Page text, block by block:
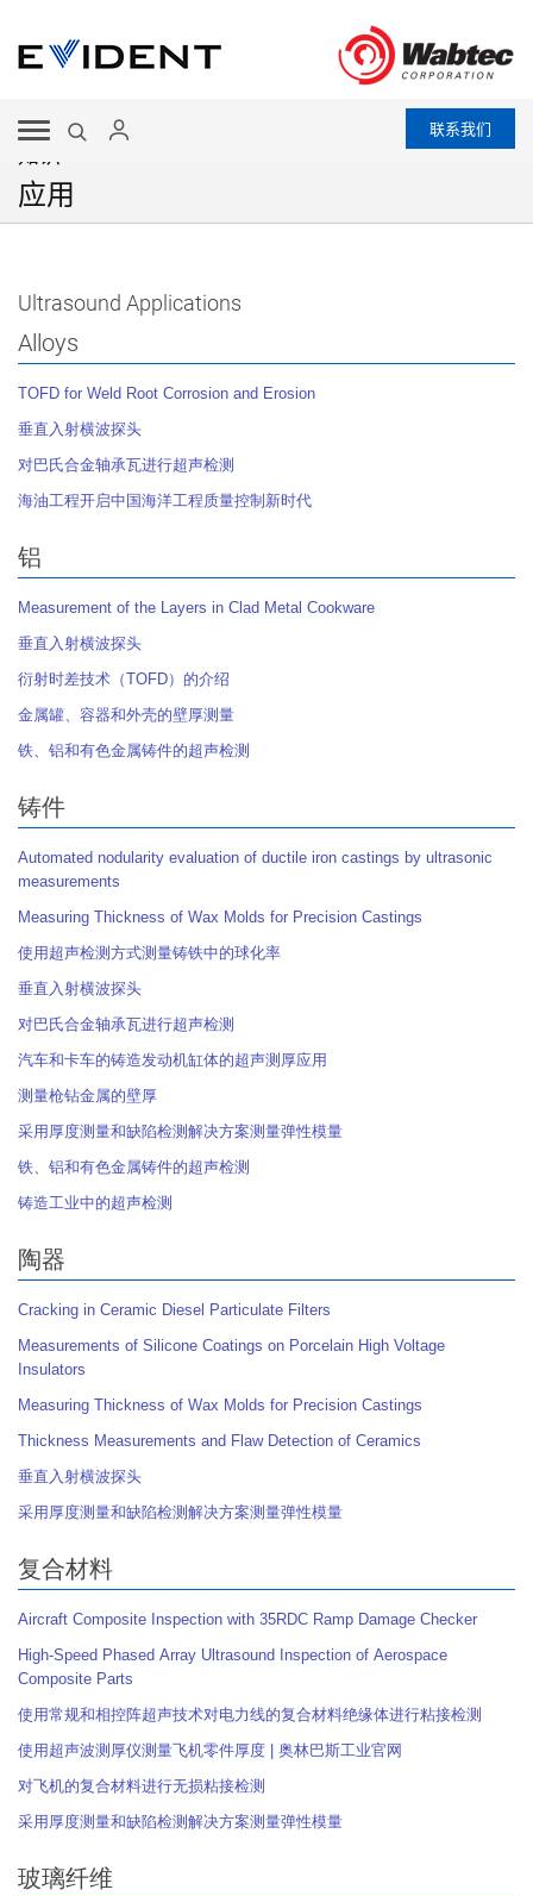
联系我们
应用
Ultrasound Applications
Alloys
TOFD for Weld Root Corrosion and Erosion
垂直入射横波探头
对巴氏合金轴承瓦进行超声检测
海油工程开启中国海洋工程质量控制新时代
铝
Measurement of the Layers in Clad Metal Cookware
垂直入射横波探头
衍射时差技术（TOFD）的介绍
金属罐、容器和外壳的壁厚测量
铁、铝和有色金属铸件的超声检测
铸件
Automated nodularity evaluation of ductile iron castings by ultrasonic
measurements
Measuring Thickness of Wax Molds for Precision Castings
使用超声检测方式测量铸铁中的球化率
垂直入射横波探头
对巴氏合金轴承瓦进行超声检测
汽车和卡车的铸造发动机缸体的超声测厚应用
测量枪钻金属的壁厚
采用厚度测量和缺陷检测解决方案测量弹性模量
铁、铝和有色金属铸件的超声检测
铸造工业中的超声检测
陶器
Cracking in Ceramic Diesel Particulate Filters
Measurements of Silicone Coatings on Porcelain High Voltage
Insulators
Measuring Thickness of Wax Molds for Precision Castings
Thickness Measurements and Flaw Detection of Ceramics
垂直入射横波探头
采用厚度测量和缺陷检测解决方案测量弹性模量
复合材料
Aircraft Composite Inspection with 35RDC Ramp Damage Checker
High-Speed Phased Array Ultrasound Inspection of Aerospace
Composite Parts
使用常规和相控阵超声技术对电力线的复合材料绝缘体进行粘接检测
使用超声波测厚仪测量飞机零件厚度 | 奥林巴斯工业官网
对飞机的复合材料进行无损粘接检测
采用厚度测量和缺陷检测解决方案测量弹性模量
玻璃纤维